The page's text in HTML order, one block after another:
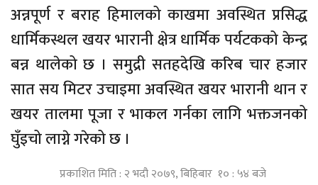
अन्नपूर्ण र बराह हिमालको काखमा अवस्थित प्रसिद्ध
धार्मिकस्थल खयर भारानी क्षेत्र धार्मिक पर्यटकको केन्द्र
बन्न थालेको छ । समुद्री सतहदेखि करिब चार हजार
सात सय मिटर उचाइमा अवस्थित खयर भारानी थान र
खयर तालमा पूजा र भाकल गर्नका लागि भक्तजनको
घुँइचो लाग्ने गरेको छ ।
प्रकाशित मिति : २ भदौ २०७९, बिहिबार १० : ५४ बजे